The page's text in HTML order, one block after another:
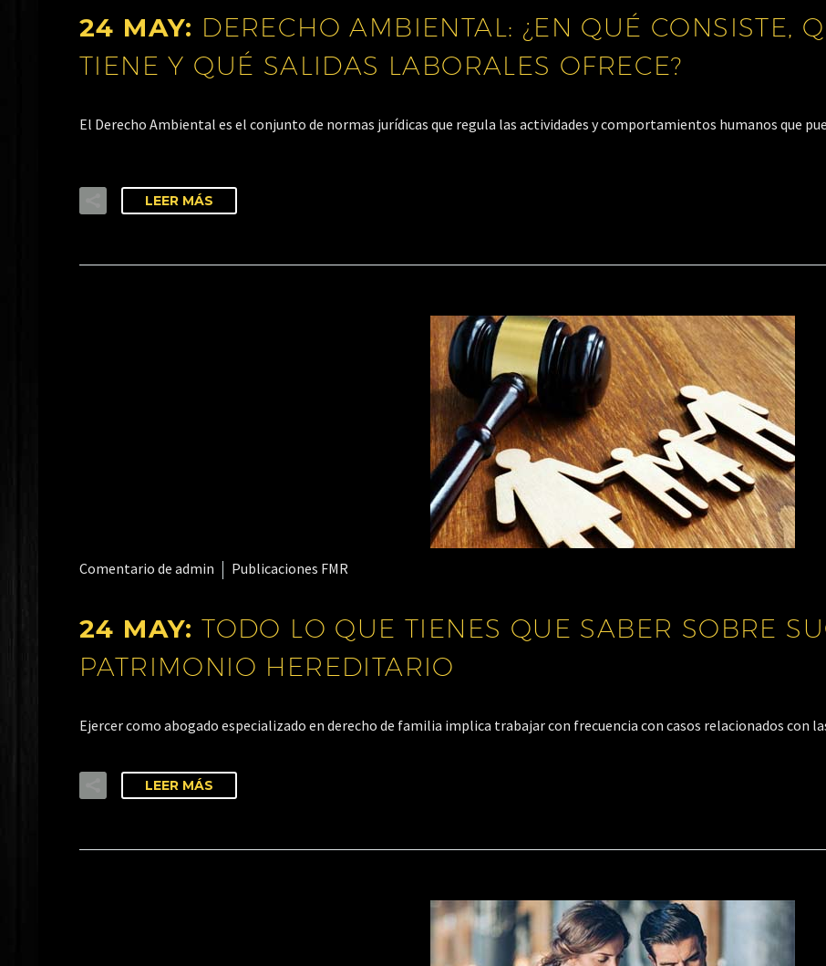
24 MAY: DERECHO AMBIENTAL: ¿EN QUÉ CONSISTE,
TIENE Y QUÉ SALIDAS LABORALES OFRECE?
El Derecho Ambiental es el conjunto de normas jurídicas que regula las actividades y comportamientos humanos que
LEER MÁS
Comentario de admin Publicaciones FMR
24 MAY:TODO LO QUE TIENES QUE SABER SOBRE
PATRIMONIO HEREDITARIO
Ejercer como abogado especializado en derecho de familia implica trabajar con frecuencia con casos relacionados con
LEER MÁS